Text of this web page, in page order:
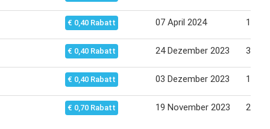
€ 0,40 Rabatt 07 April 2024 14
€ 0,40 Rabatt 24 Dezember 2023 31
€ 0,40 Rabatt 03 Dezember 2023 10
€ 0,70 Rabatt 19 November 2023 26